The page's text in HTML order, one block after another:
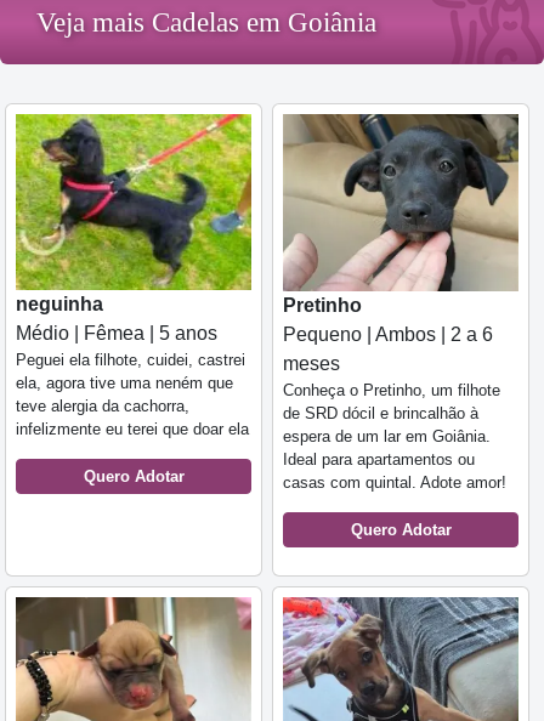
Veja mais Cadelas em Goiânia
neguinha
Médio | Fêmea | 5 anos
Peguei ela filhote, cuidei, castrei
ela, agora tive uma neném que
teve alergia da cachorra,
infelizmente eu terei que doar ela
Quero Adotar
Pretinho
Pequeno | Ambos | 2 a 6
meses
Conheça o Pretinho, um filhote
de SRD dócil e brincalhão à
espera de um lar em Goiânia.
Ideal para apartamentos ou
casas com quintal. Adote amor!
Quero Adotar